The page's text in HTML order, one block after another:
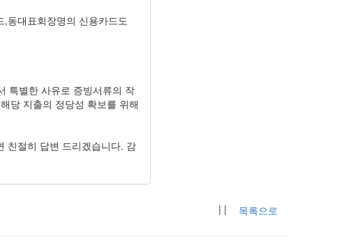
동대표회장명의 신용카드도
특별한 사유로 증빙서류의 작
당 지출의 정당성 확보를 위해
친절히 답변 드리겠습니다. 감
| | 목록으로